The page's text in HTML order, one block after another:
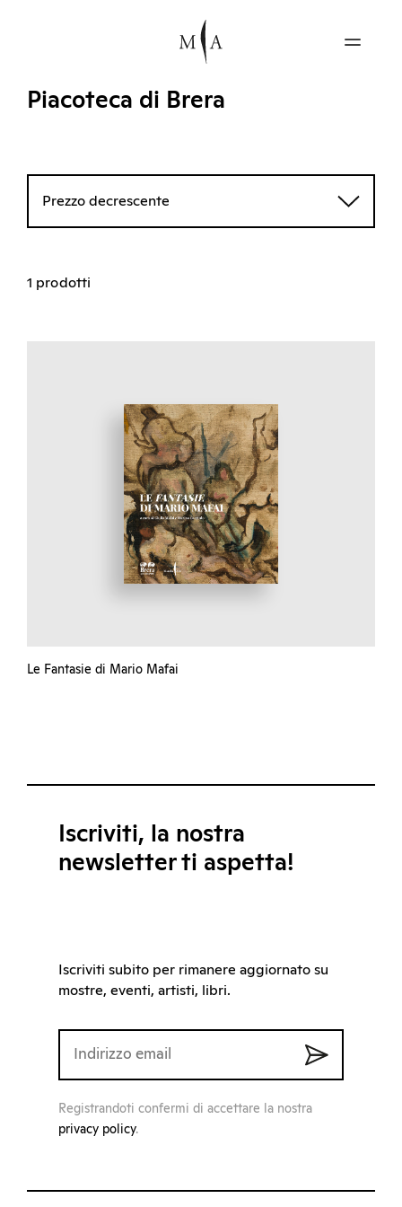
Piacoteca di Brera
Prezzo decrescente
1 prodotti
Le Fantasie di Mario Mafai
Iscriviti, la nostra
newsletter ti aspetta!
Iscriviti subito per rimanere aggiornato su
mostre, eventi, artisti, libri.
Registrandoti confermi di accettare la nostra
privacy policy.